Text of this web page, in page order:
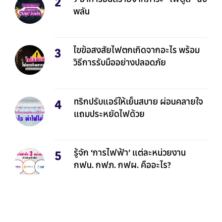
พลัน
ไขข้อสงสัยไฟตกเกิดจากอะไร พร้อม
วิธีการรับมืออย่างปลอดภัย
ทริกปรับแอร์ให้เย็นสบาย ผ่อนคลายใจ
แถมประหยัดไฟด้วย
รู้จัก ‘การไฟฟ้า’ แต่ละหน่วยงาน
กฟน. กฟภ. กฟผ. คืออะไร?